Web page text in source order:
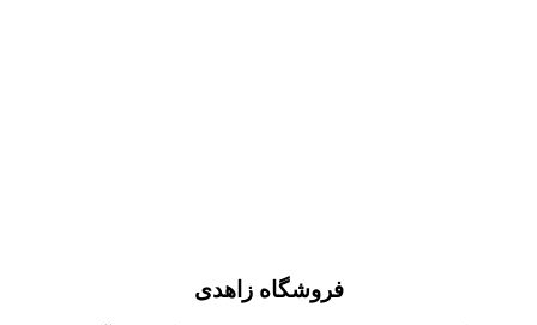
فروشگاه زاهدی